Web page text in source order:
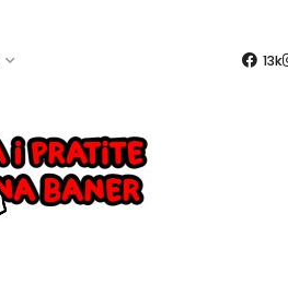
13k